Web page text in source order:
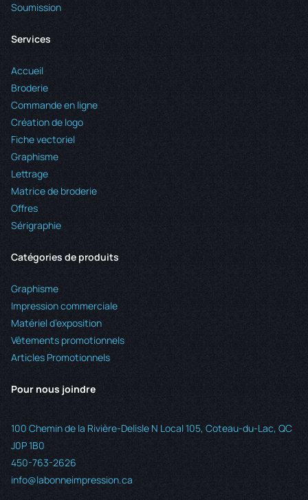
Soumission
Services
Accueil
Broderie
Commande en ligne
Création de logo
Fiche vectoriel
Graphisme
Lettrage
Matrice de broderie
Offres
Sérigraphie
Catégories de produits
Graphisme
Impression commerciale
Matériel d’exposition
Vêtements promotionnels
Articles Promotionnels
Pour nous joindre
100 Chemin de la Rivière-Delisle N Local 105, Coteau-du-Lac, QC
J0P 1B0
450-763-2626
info@labonneimpression.ca